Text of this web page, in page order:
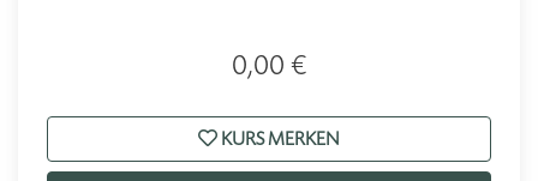
0,00 €
KURS MERKEN